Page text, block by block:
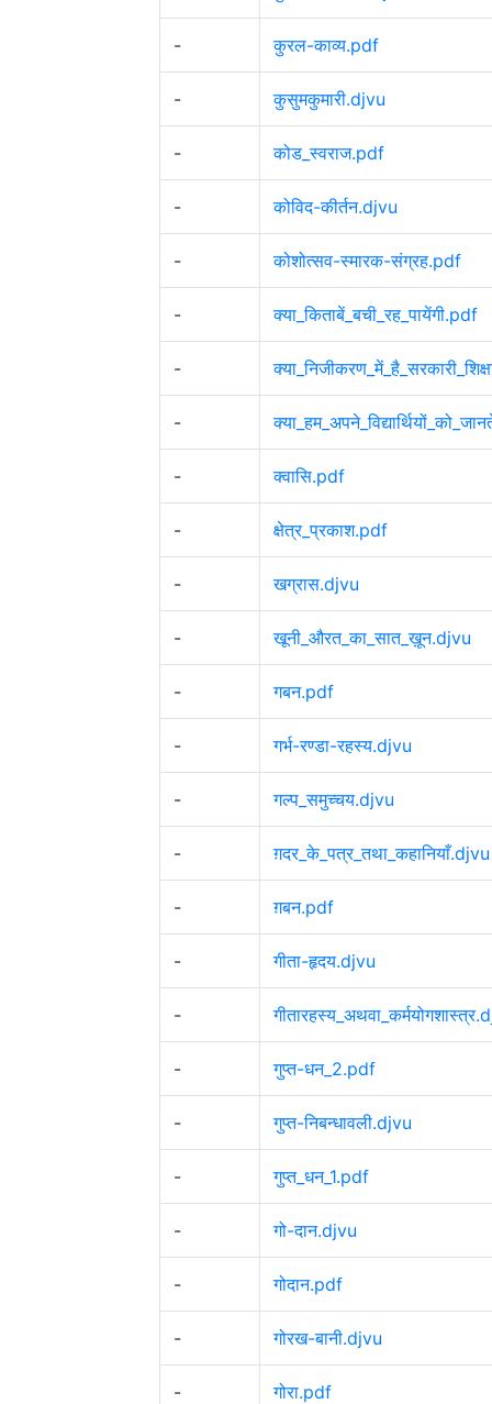
- कुरल-काव्य.pdf
- कुसुमकुमारी.djvu
- कोड_स्वराज.pdf
- कोविद-कीर्तन.djvu
- कोशोत्सव-स्मारक-संग्रह.pdf
- क्या_किताबें_बची_रह_पायेंगी.pdf
-
-
- क्वासि.pdf
- क्षेत्र_प्रकाश.pdf
- खग्रास.djvu
- खूनी_औरत_का_सात_ख़ून.djvu
- गबन.pdf
- गर्भ-रण्डा-रहस्य.djvu
- गल्प_समुच्चय.djvu
- ग़दर_के_पत्र_तथा_कहानियाँ.djvu
- ग़बन.pdf
- गीता-हृदय.djvu
-
- गुप्त-धन_2.pdf
- गुप्त-निबन्धावली.djvu
- गुप्त_धन_1.pdf
- गो-दान.djvu
- गोदान.pdf
- गोरख-बानी.djvu
- गोरा.pdf